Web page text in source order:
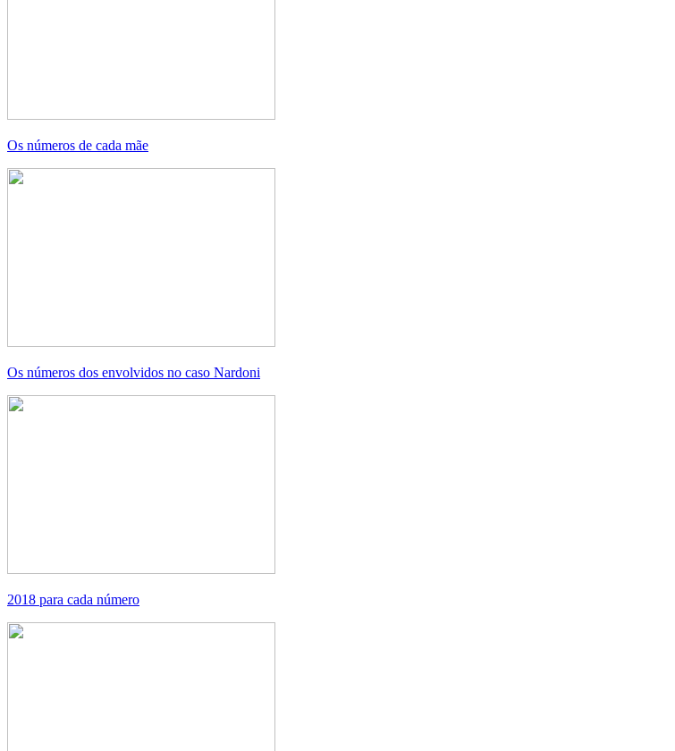
Os números de cada mãe
Os números dos envolvidos no caso Nardoni
2018 para cada número